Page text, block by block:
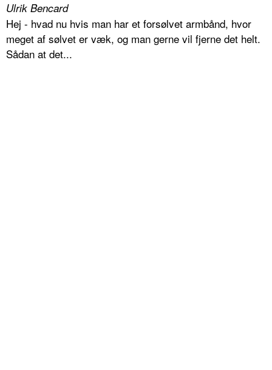
Ulrik Bencard
Hej - hvad nu hvis man har et forsølvet armbånd, hvor
meget af sølvet er væk, og man gerne vil fjerne det helt.
Sådan at det...